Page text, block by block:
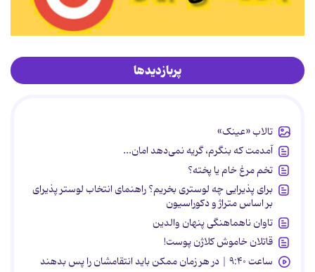
پربازدیدها
تالاب «عینک»
آمدمت که بنگرم، گریه نمی‌دهد امان...
تخم مرغ خام یا پخته؟
برای پذیرایی چه لوستری بخریم؟ راهنمای انتخاب لوستر پذیرای
بر اساس متراژ و دکوراسیون
تاوان ناهماهنگی پنهان والدین
قاتلان خاموش کلاژن پوست!
ساعت ۹:۴۰ | در هر زمان ممکن باید انتقامشان را پس بدهند